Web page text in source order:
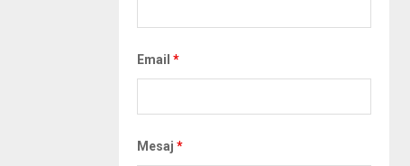
Email *
Mesaj *